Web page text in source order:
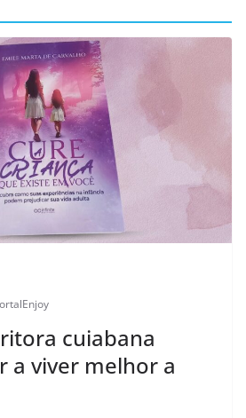
cuiabana
a viver melhor a